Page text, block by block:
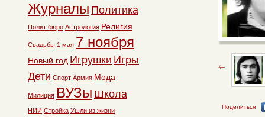
Поделиться
Журналы Политика
Полит бюро Астрология Религия
Свадьбы 1 мая 7 ноября
Новый год Игрушки Игры
Дети Спорт Армия Мода
Милиция ВУЗы Школа
НИИ Стройка Ушли из жизни